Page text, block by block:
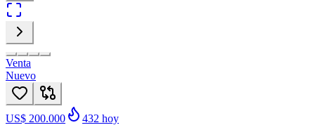
Venta
Nuevo
US$ 200.000 432 hoy